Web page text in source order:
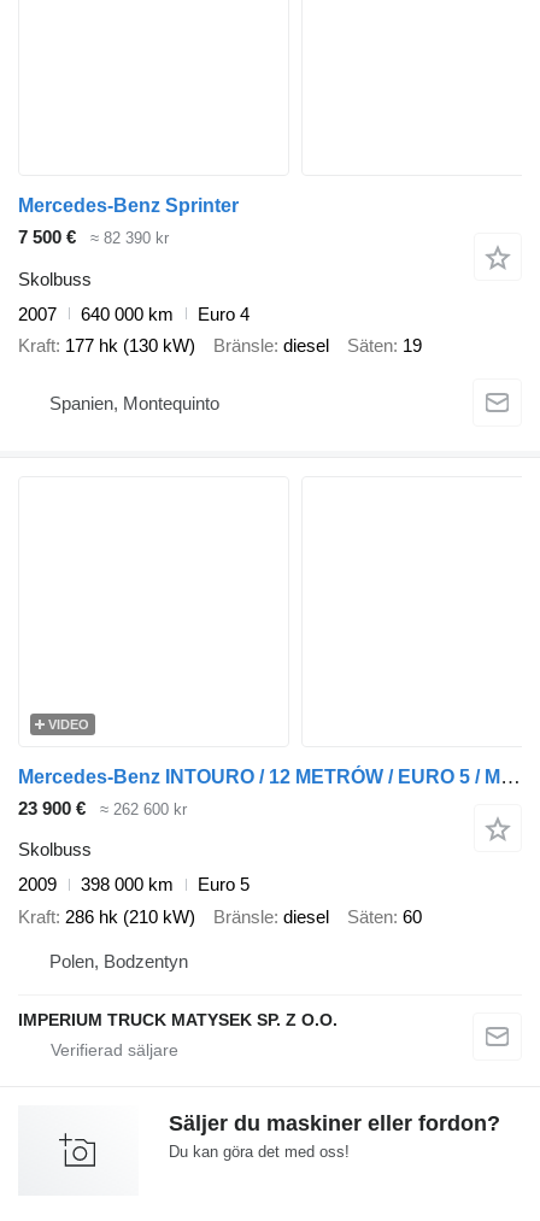
Mercedes-Benz Sprinter
7 500 €
≈ 82 390 kr
Skolbuss
2007
640 000 km
Euro 4
Kraft 177 hk (130 kW) Bränsle diesel Säten 19
Spanien, Montequinto
VIDEO
Mercedes-Benz INTOURO / 12 METRÓW / EURO 5 / MANUAL / SPROWADZONY
23 900 € ≈ 262 600 kr
Skolbuss
2009
398 000 km
Euro 5
Kraft 286 hk (210 kW) Bränsle diesel Säten 60
Polen, Bodzentyn
IMPERIUM TRUCK MATYSEK SP. Z O.O.
Säljer du maskiner eller fordon?
Du kan göra det med oss!